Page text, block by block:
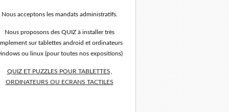
Nous acceptons les mandats administratifs.
Nous proposons des QUIZ à installer très
sur tablettes android et ordinateurs
ou linux (pour toutes nos expositions)
QUIZ ET PUZZLES POUR TABLETTES,
ORDINATEURS OU ECRANS TACTILES